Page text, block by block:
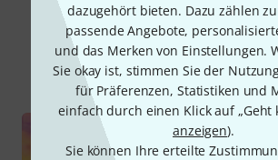
dazugehört bieten. Dazu zählen
passende Angebote,
und das Merken von Einstellungen.
Sie okay ist, stimmen Sie der
für Präferenzen, Statistiken und
einfach durch einen Klick auf „Geht
anzeigen).
Sie können Ihre erteilte
Schon
Alle Ratgeber